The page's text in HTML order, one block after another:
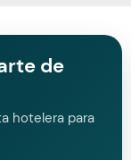
de
hotelera para